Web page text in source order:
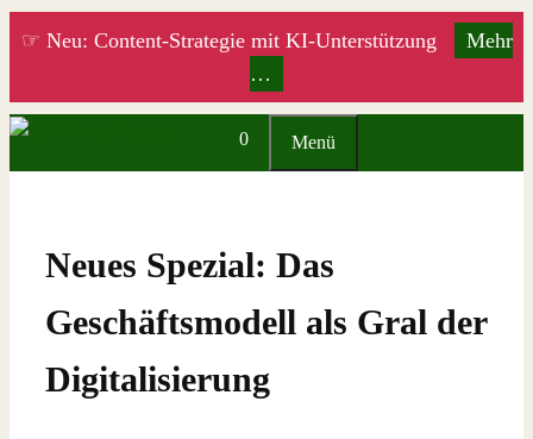
Zum
☞ Neu: Content-Strategie mit KI-Unterstützung
Mehr
…
0 Menü
Neues Spezial: Das
Geschäftsmodell als Gral der
Digitalisierung